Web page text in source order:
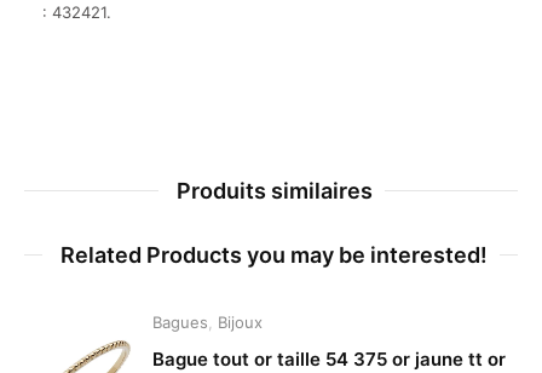
: 432421.
Produits similaires
Related Products you may be interested!
Bagues Bijoux
Bague tout or taille 54 375 or jaune tt or